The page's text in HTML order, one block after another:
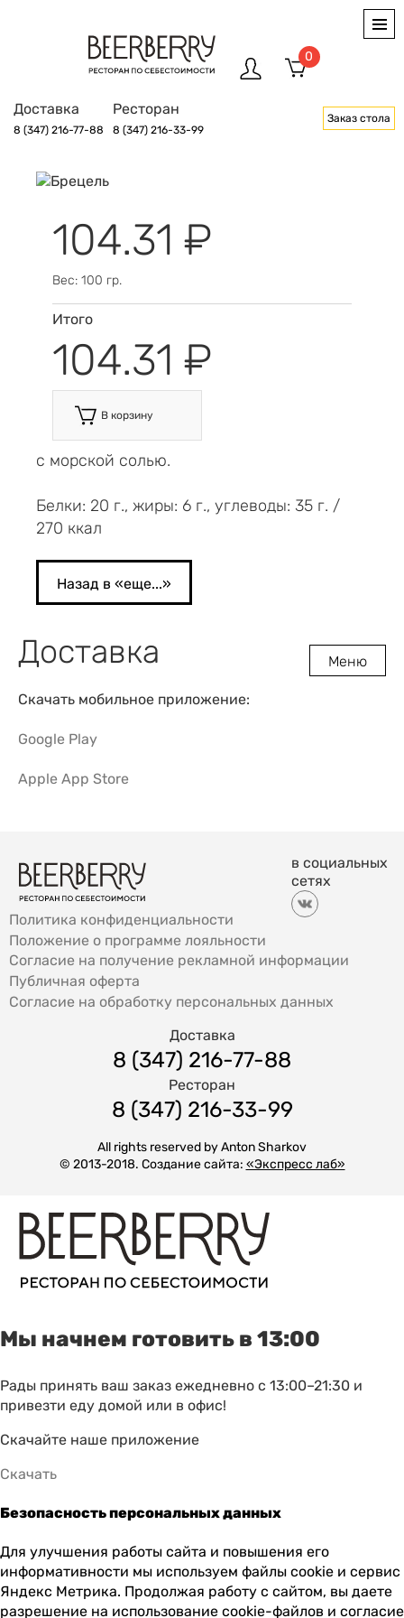
0
Доставка
8 (347) 216-77-88
Ресторан
8 (347) 216-33-99
Заказ стола
104.31 ₽
Вес: 100 гр.
Итого
104.31 ₽
В корзину
с морской солью.
Белки: 20 г., жиры: 6 г., углеводы: 35 г. /
270 ккал
Назад в «еще...»
Доставка Меню
Скачать мобильное приложение:
Google Play
Apple App Store
в социальных
сетях
Политика конфиденциальности
Положение о программе лояльности
Согласие на получение рекламной информации
Публичная оферта
Согласие на обработку персональных данных
Доставка
8 (347) 216-77-88
Ресторан
8 (347) 216-33-99
All rights reserved by Anton Sharkov
© 2013-2018. Создание сайта: «Экспресс лаб»
Мы начнем готовить в 13:00
Рады принять ваш заказ ежедневно с 13:00–21:30 и
привезти еду домой или в офис!
Скачайте наше приложение
Скачать
Безопасность персональных данных
Для улучшения работы сайта и повышения его
информативности мы используем файлы cookie и сервис
Яндекс Метрика. Продолжая работу с сайтом, вы даете
разрешение на использование cookie-файлов и согласие